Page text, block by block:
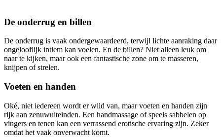
De onderrug en billen
De onderrug is vaak ondergewaardeerd, terwijl lichte aanraking daar
ongelooflijk intiem kan voelen. En de billen? Niet alleen leuk om
naar te kijken, maar ook een fantastische zone om te masseren,
knijpen of strelen.
Voeten en handen
Oké, niet iedereen wordt er wild van, maar voeten en handen zijn
rijk aan zenuwuiteinden. Een handmassage of speels sabbelen op
vingers en tenen kan een verrassend erotische ervaring zijn. Zeker
omdat het vaak onverwacht komt.